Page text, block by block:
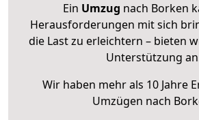
Ein Umzug nach Borken
Herausforderungen mit sich
die Last zu erleichtern – bieten
Unterstützung
Wir haben mehr als 10 Jahre
Umzügen nach